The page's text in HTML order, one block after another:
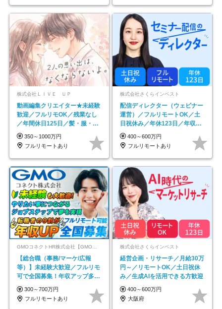
株式会社ＬＩＶＥ ＵＰ
動画編集クリエイター★未経験
歓迎／フルリモOK／残業なし
／年間休日125日／髪・服・ネ
イル自由／研修充実で安心
350～1000万円
フルリモートあり
株式会社さくらインベスト
配信ディレクター（ウェビナー
運営）／フルリモートOK／土
日祝休み／年休123日／年収
600万円可
400～600万円
フルリモートあり
GMOコネクトHR株式会社【GMOインターネットグループ】
【総合職（事務/マーケ/広報
等）】未経験大歓迎／フルリモ
可で全国募集！年収アップ多数
★年休最大130日★
300～700万円
フルリモートあり
株式会社さくらインベスト
経営企画・リサーチ／月給30万
円～／リモートOK／土日祝休
み／生成AIを活用できる方歓迎
400～600万円
大阪府